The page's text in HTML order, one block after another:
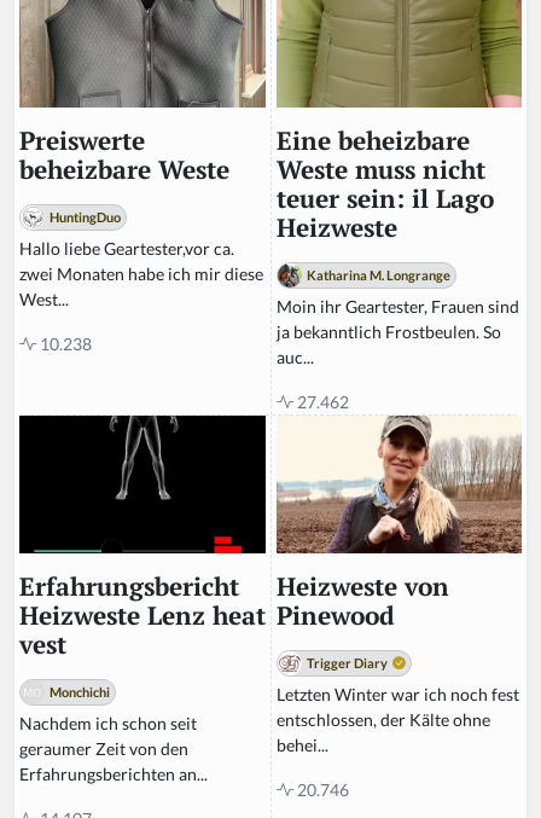
Preiswerte
beheizbare Weste
HuntingDuo
Hallo liebe Geartester,vor ca.
zwei Monaten habe ich mir diese
West...
10.238
Eine beheizbare
Weste muss nicht
teuer sein: il Lago
Heizweste
Katharina M. Longrange
Moin ihr Geartester, Frauen sind
ja bekanntlich Frostbeulen. So
auc...
27.462
Erfahrungsbericht
Heizweste Lenz heat
vest
Monchichi
Nachdem ich schon seit
geraumer Zeit von den
Erfahrungsberichten an...
Heizweste von
Pinewood
Trigger Diary
Letzten Winter war ich noch fest
entschlossen, der Kälte ohne
behei...
20.746